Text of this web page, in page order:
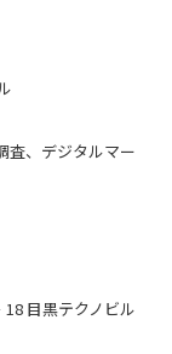
査、デジタルマー
目黒テクノビル